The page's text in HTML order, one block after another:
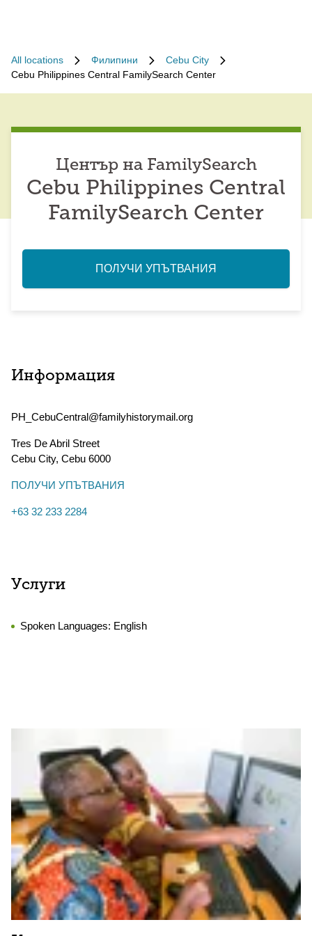
All locations Филипини
Cebu City
Cebu Philippines Central FamilySearch Center
Център на FamilySearch
Cebu Philippines Central
FamilySearch Center
ПОЛУЧИ УПЪТВАНИЯ
Информация
PH_CebuCentral@familyhistorymail.org
Tres De Abril Street
Cebu City, Cebu 6000
ПОЛУЧИ УПЪТВАНИЯ
+63 32 233 2284
Услуги
Spoken Languages: English